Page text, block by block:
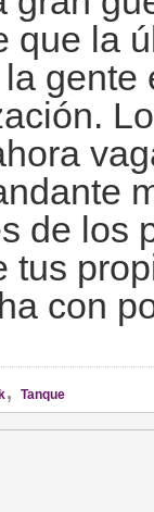
que la
gente
de los
tus
con
, Tanque